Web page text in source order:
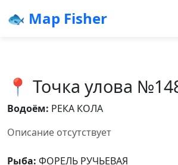
🐟 Map Fisher
📍 Точка улова
Водоём: РЕКА КОЛА
Описание отсутствует
Рыба: ФОРЕЛЬ РУЧЬЕВАЯ